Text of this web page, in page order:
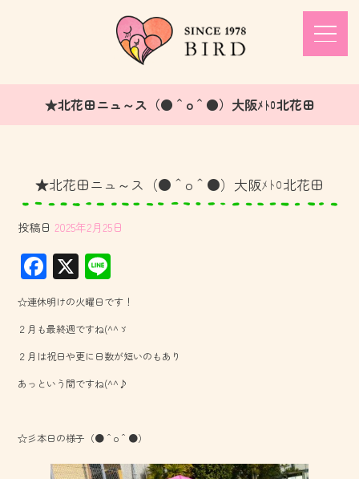
★北花田ニュ～ス（●＾o＾●）大阪ﾒﾄﾛ北花田
★北花田ニュ～ス（●＾o＾●）大阪ﾒﾄﾛ北花田
投稿日 2025年2月25日
F
ac
e
b
o
ok
X
ne
☆連休明けの火曜日です！
２月も最終週ですね(^^ゞ
２月は祝日や更に日数が短いのもあり
あっという間ですね(^^♪
☆彡本日の様子（●＾o＾●）